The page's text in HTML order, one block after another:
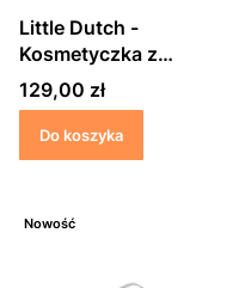
Little Dutch -
Kosmetyczka z
akcesoriami Beauty
Case FCS
Cena
129,00 zł
Do koszyka
Nowość